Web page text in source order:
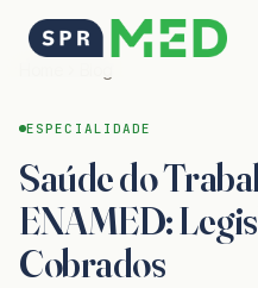
ESPECIALIDADE
Saúde do
ENAMED:
Cobrados